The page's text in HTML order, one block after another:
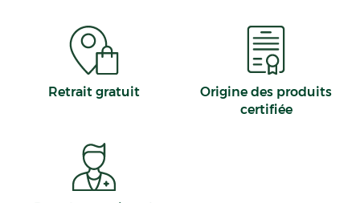
Retrait gratuit
Origine des produits
certifiée